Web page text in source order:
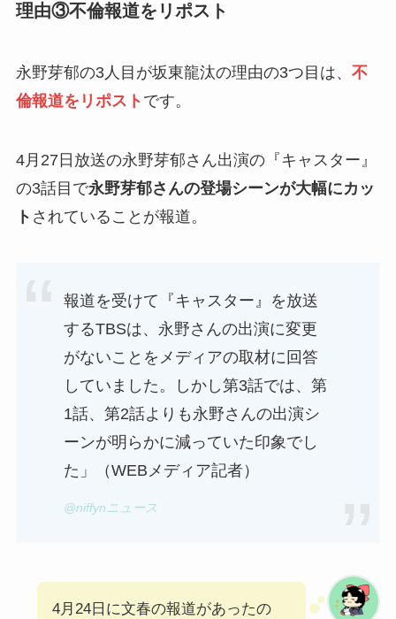
理由③不倫報道をリポスト
永野芽郁の3人目が坂東龍汰の理由の3つ目は、 不
倫報道をリポスト です。
4月27日放送の永野芽郁さん出演の『キャスター』
の3話目で永野芽郁さんの登場シーンが大幅にカッ
ト されていることが報道。
報道を受けて『キャスター』を放送
するTBSは、永野さんの出演に変更
がないことをメディアの取材に回答
していました。しかし第3話では、第
1話、第2話よりも永野さんの出演シ
ーンが明らかに減っていた印象でし
た」（WEBメディア記者）
@niffynニュース
4月24日に文春の報道があったの